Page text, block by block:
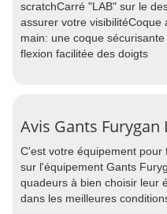
scratchCarré "LAB" sur le
assurer votre visibilitéCoque
main: une coque
flexion facilitée des doigts
Avis Gants Furygan
C'est votre équipement
sur l'équipement Gants
quadeurs à bien choisir leur
dans les meilleures